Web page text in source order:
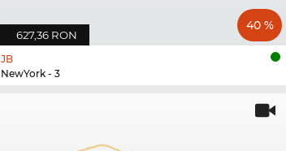
627,36 RON
40 %
JB
NewYork - 3